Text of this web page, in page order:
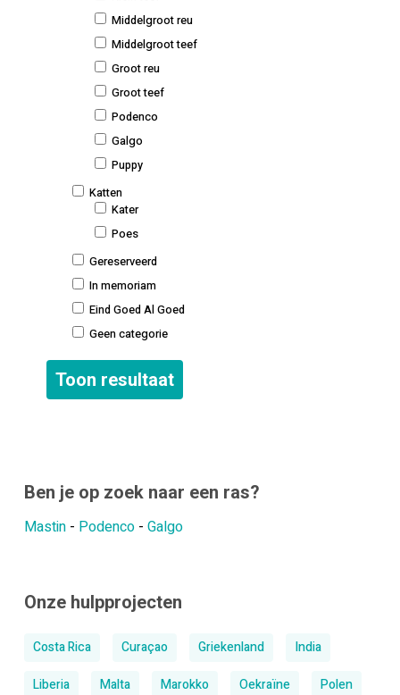
Middelgroot reu
Middelgroot teef
Groot reu
Groot teef
Podenco
Galgo
Puppy
Katten
Kater
Poes
Gereserveerd
In memoriam
Eind Goed Al Goed
Geen categorie
Ben je op zoek naar een ras?
Mastin- Podenco- Galgo
Onze hulpprojecten
Costa Rica Curaçao Griekenland
India
Liberia
Malta Marokko Oekraïne
Polen